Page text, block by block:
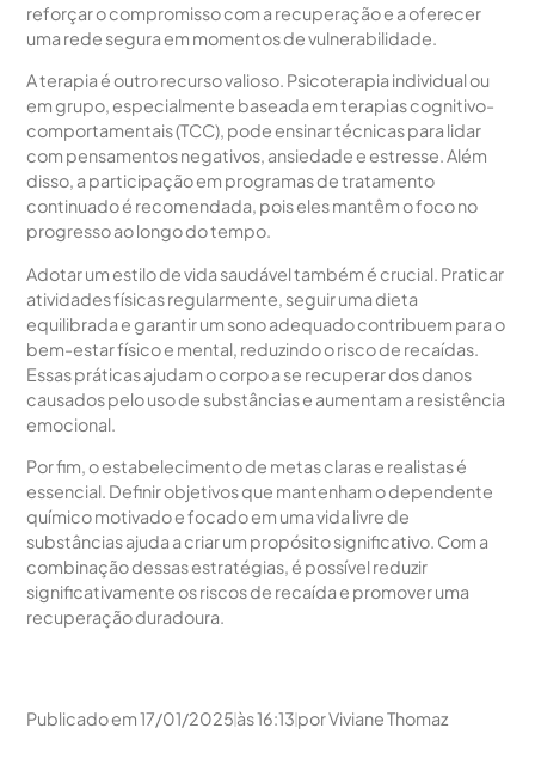
reforçar o compromisso com a recuperação e a oferecer
uma rede segura em momentos de vulnerabilidade.
A terapia é outro recurso valioso. Psicoterapia individual ou
em grupo, especialmente baseada em terapias cognitivo-
comportamentais (TCC), pode ensinar técnicas para lidar
com pensamentos negativos, ansiedade e estresse. Além
disso, a participação em programas de tratamento
continuado é recomendada, pois eles mantêm o foco no
progresso ao longo do tempo.
Adotar um estilo de vida saudável também é crucial. Praticar
atividades físicas regularmente, seguir uma dieta
equilibrada e garantir um sono adequado contribuem para o
bem-estar físico e mental, reduzindo o risco de recaídas.
Essas práticas ajudam o corpo a se recuperar dos danos
causados pelo uso de substâncias e aumentam a resistência
emocional.
Por fim, o estabelecimento de metas claras e realistas é
essencial. Definir objetivos que mantenham o dependente
químico motivado e focado em uma vida livre de
substâncias ajuda a criar um propósito significativo. Com a
combinação dessas estratégias, é possível reduzir
significativamente os riscos de recaída e promover uma
recuperação duradoura.
Publicado em17/01/2025às16:13porViviane Thomaz